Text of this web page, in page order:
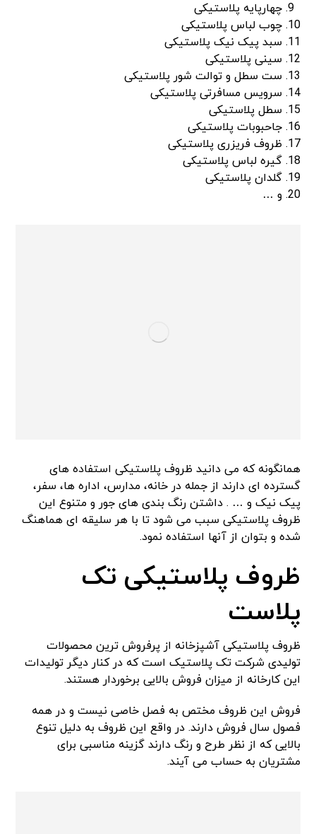
چهارپایه پلاستیکی
چوب لباس پلاستیکی
سبد پیک نیک پلاستیکی
سینی پلاستیکی
ست سطل و توالت شور پلاستیکی
سرویس مسافرتی پلاستیکی
سطل پلاستیکی
جاحبوبات پلاستیکی
ظروف فریزری پلاستیکی
گیره لباس پلاستیکی
گلدان پلاستیکی
و …
همانگونه که می دانید ظروف پلاستیکی استفاده های
گسترده ای دارند از جمله در خانه، مدارس، اداره ها، سفر،
پیک نیک و … . داشتن رنگ بندی های جور و متنوع این
ظروف پلاستیکی سبب می شود تا با هر سلیقه ای هماهنگ
شده و بتوان از آنها استفاده نمود.
ظروف پلاستیکی تک
پلاست
ظروف پلاستیکی آشپزخانه از پرفروش ترین محصولات
تولیدی شرکت تک پلاستیک است که در کنار دیگر تولیدات
این کارخانه از میزان فروش بالایی برخوردار هستند.
فروش این ظروف مختص به فصل خاصی نیست و در همه
فصول سال فروش دارند. در واقع این ظروف به دلیل تنوع
بالایی که از نظر طرح و رنگ دارند گزینه مناسبی برای
مشتریان به حساب می آیند.